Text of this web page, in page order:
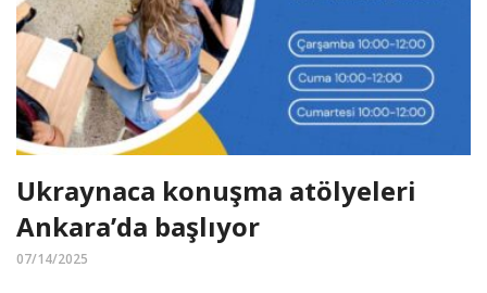
Ukraynaca konuşma atölyeleri
Ankara’da başlıyor
07/14/2025